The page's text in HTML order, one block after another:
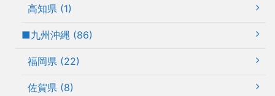
高知県 (1)
■九州沖縄 (86)
福岡県 (22)
佐賀県 (8)